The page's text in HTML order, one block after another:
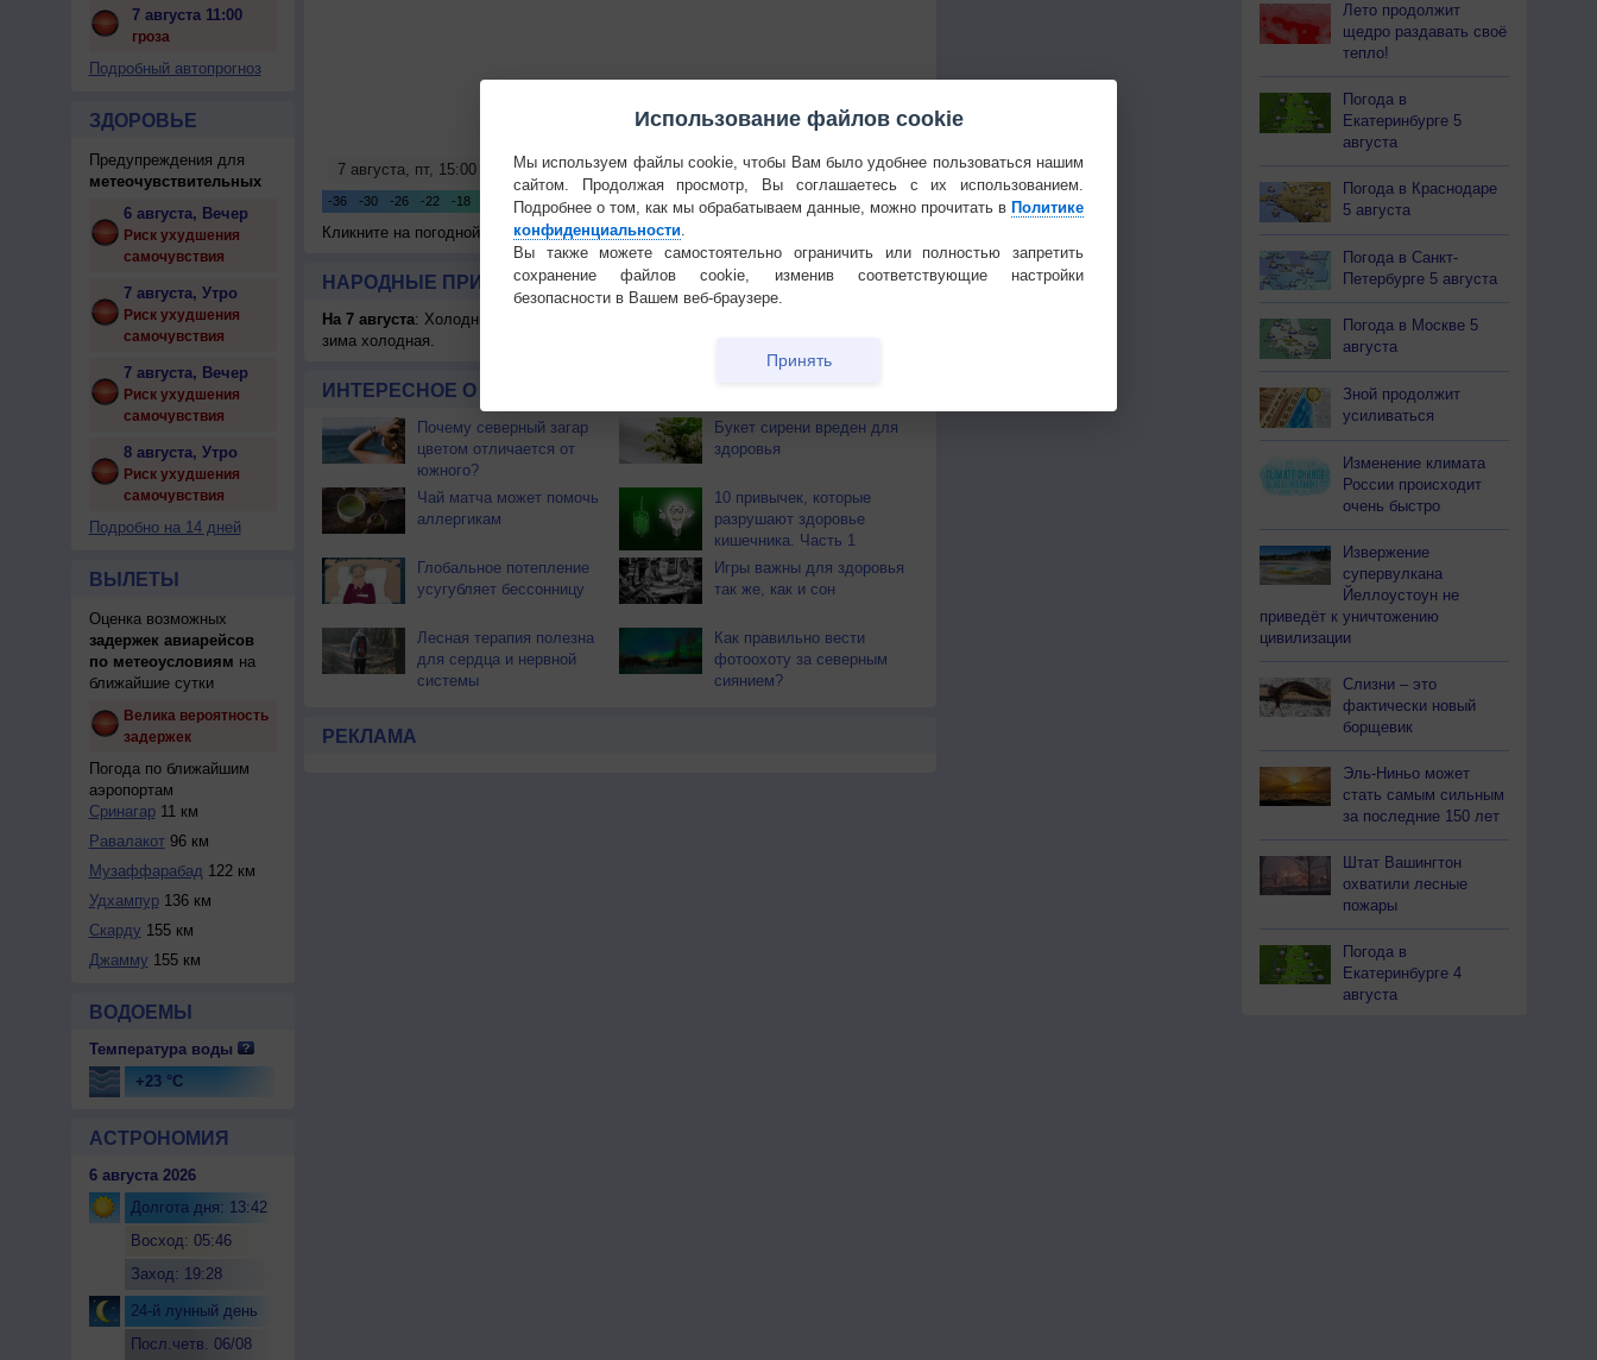
7 августа 11:00
гроза
Подробный автопрогноз
ЗДОРОВЬЕ
Предупреждения для
метеочувствительных
6 августа, Вечер
Риск ухудшения
самочувствия
7 августа, Утро
Риск ухудшения
самочувствия
7 августа, Вечер
Риск ухудшения
самочувствия
8 августа, Утро
Риск ухудшения
самочувствия
Подробно на 14 дней
ВЫЛЕТЫ
Оценка возможных
задержек авиарейсов
по метеоусловиям на
ближайшие сутки
Велика вероятность
задержек
Погода по ближайшим
аэропортам
Сринагар11 км
Равалакот96 км
Музаффарабад 122 км
Удхампур136 км
Скарду 155 км
Джамму 155 км
ВОДОЕМЫ
Температура воды
+23 °C
АСТРОНОМИЯ
6 августа 2026
Долгота дня: 13:42
Восход: 05:46
Заход: 19:28
24-й лунный день
Посл.четв. 06/08
Кликните на погодной карте для получения подробных данных
НАРОДНЫЕ ПРИМЕТЫ И ПРАЗДНИКИ
На 7 августа: Холодницы, зимоуказательницы. Если утренник холодный, то и
зима холодная.
ИНТЕРЕСНОЕ О ЧЕЛОВЕКЕ И ПРИРОДЕ
Почему северный загар
цветом отличается от
южного?
Букет сирени вреден для
здоровья
Чай матча может помочь
аллергикам
10 привычек, которые
разрушают здоровье
кишечника. Часть 1
Глобальное потепление
усугубляет бессонницу
Игры важны для здоровья
так же, как и сон
Лесная терапия полезна
для сердца и нервной
системы
Как правильно вести
фотоохоту за северным
сиянием?
РЕКЛАМА
Лето продолжит
щедро раздавать своё
тепло!
Погода в
Екатеринбурге 5
августа
Погода в Краснодаре
5 августа
Погода в Санкт-
Петербурге 5 августа
Погода в Москве 5
августа
Зной продолжит
усиливаться
Изменение климата
России происходит
очень быстро
Извержение
супервулкана
Йеллоустоун не
приведёт к уничтожению
цивилизации
Слизни – это
фактически новый
борщевик
Эль-Ниньо может
стать самым сильным
за последние 150 лет
Штат Вашингтон
охватили лесные
пожары
Погода в
Екатеринбурге 4
августа
Использование файлов cookie
Мы используем файлы cookie, чтобы Вам было удобнее пользоваться нашим
сайтом. Продолжая просмотр, Вы соглашаетесь с их использованием.
Подробнее о том, как мы обрабатываем данные, можно прочитать в Политике
конфиденциальности
Вы также можете самостоятельно ограничить или полностью запретить
сохранение файлов cookie, изменив соответствующие настройки
безопасности в Вашем веб-браузере.
Принять